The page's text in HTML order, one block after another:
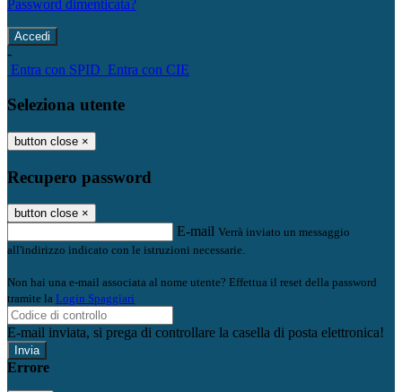
Password dimenticata?
-
Entra con SPID Entra con CIE
Seleziona utente
button close ×
Recupero password
button close ×
E-mail Verrà inviato un messaggio
all'indirizzo indicato con le istruzioni necessarie.
Non hai una e-mail associata al nome utente? Effettua il reset della password
tramite la Login Spaggiari
E-mail inviata, si prega di controllare la casella di posta elettronica!
Errore